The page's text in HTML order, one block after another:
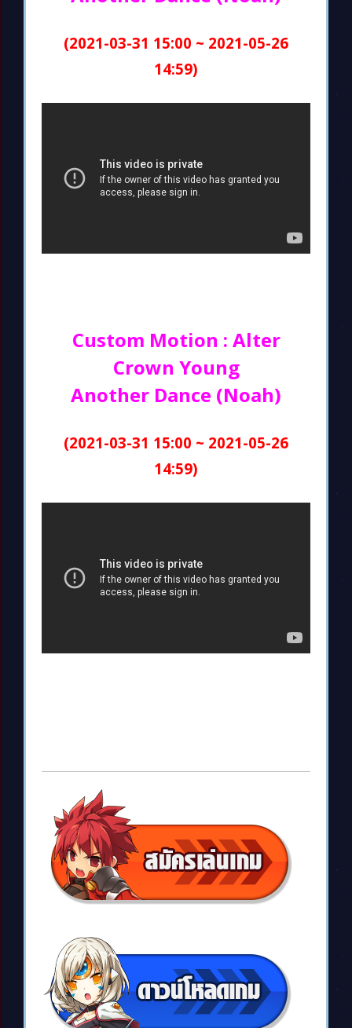
(2021-03-31 15:00 ~ 2021-05-26
14:59)
Custom Motion : Alter
Crown Young
Another Dance (Noah)
(2021-03-31 15:00 ~ 2021-05-26
14:59)